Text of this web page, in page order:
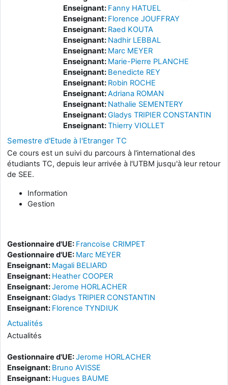
Enseignant: Fanny HATUEL
Enseignant: Florence JOUFFRAY
Enseignant: Raed KOUTA
Enseignant: Nadhir LEBBAL
Enseignant: Marc MEYER
Enseignant: Marie-Pierre PLANCHE
Enseignant: Benedicte REY
Enseignant: Robin ROCHE
Enseignant:Adriana ROMAN
Enseignant: Nathalie SEMENTERY
Enseignant:Gladys TRIPIER CONSTANTIN
Enseignant:Thierry VIOLLET
Semestre d'Etude à l'Etranger TC
Ce cours est un suivi du parcours à l'international des
étudiants TC, depuis leur arrivée à l'UTBM jusqu'à leur retour
de SEE.
Information
Gestion
Gestionnaire d'UE: Francoise CRIMPET
Gestionnaire d'UE: Marc MEYER
Enseignant: Magali BELIARD
Enseignant: Heather COOPER
Enseignant:Jerome HORLACHER
Enseignant:Gladys TRIPIER CONSTANTIN
Enseignant: Florence TYNDIUK
Actualités
Actualités
Gestionnaire d'UE:Jerome HORLACHER
Enseignant: Bruno AVISSE
Enseignant: Hugues BAUME